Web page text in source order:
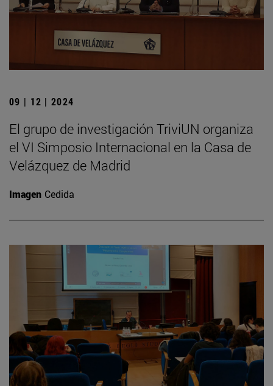
09 | 12 | 2024
El grupo de investigación TriviUN organiza
el VI Simposio Internacional en la Casa de
Velázquez de Madrid
Imagen Cedida